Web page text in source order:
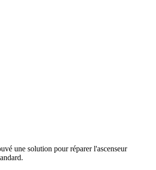
une solution pour réparer l'ascenseur